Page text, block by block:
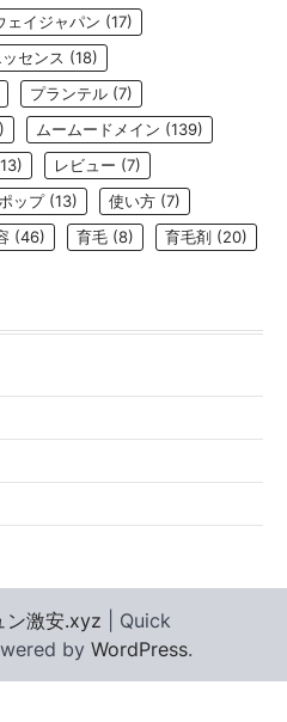
ェイジャパン (17)
センス (18)
プランテル (7)
ムームードメイン (139)
レビュー (7)
ップ(13) 使い方 (7)
(46) 育毛 (8) 育毛剤 (20)
ン激安.xyz | Quick
by WordPress.